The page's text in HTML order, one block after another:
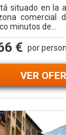
situado en la
comercial
minutos de...
€ por
VER